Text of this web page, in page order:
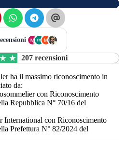
207 recensioni
ha il massimo riconoscimento in
da:
con Riconoscimento
Repubblica N° 70/16 del
International con Riconoscimento
Prefettura N° 82/2024 del